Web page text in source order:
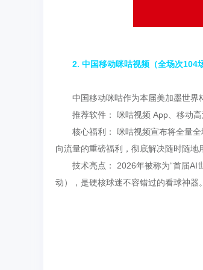
2. 中国移动咪咕视频（全场次104
中国移动咪咕作为本届美加墨世界
推荐软件： 咪咕视频 App、移动
核心福利： 咪咕视频宣布将全量
向流量的重磅福利，彻底解决随时随地
技术亮点： 2026年被称为“首届AI
动），是硬核球迷不容错过的看球神器。